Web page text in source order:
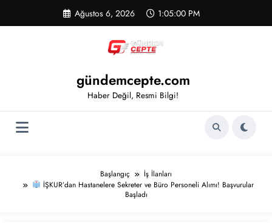
Ağustos 6, 2026 1:05:00 PM
gündemcepte.com
Haber Değil, Resmi Bilgi!
Başlangıç
İş İlanları
İŞKUR’dan Hastanelere Sekreter ve Büro Personeli Alımı! Başvurular
Başladı